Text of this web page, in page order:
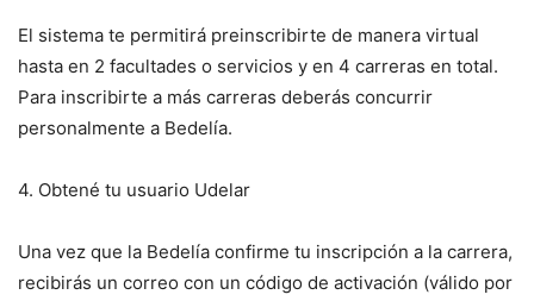
El sistema te permitirá preinscribirte de manera virtual
hasta en 2 facultades o servicios y en 4 carreras en total.
Para inscribirte a más carreras deberás concurrir
personalmente a Bedelía.
4. Obtené tu usuario Udelar
Una vez que la Bedelía confirme tu inscripción a la carrera,
recibirás un correo con un código de activación (válido por